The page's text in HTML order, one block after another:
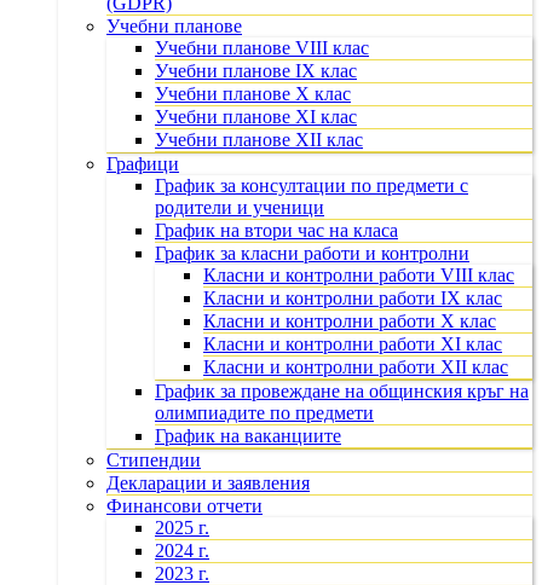
Учебни планове
Учебни планове VIII клас
Учебни планове IX клас
Учебни планове X клас
Учебни планове XI клас
Учебни планове XII клас
Графици
График за консултации по предмети с
родители и ученици
График на втори час на класа
График за класни работи и контролни
Класни и контролни работи VIII клас
Класни и контролни работи IX клас
Класни и контролни работи X клас
Класни и контролни работи XI клас
Класни и контролни работи XII клас
График за провеждане на общинския кръг на
олимпиадите по предмети
График на ваканциите
Стипендии
Декларации и заявления
Финансови отчети
2025 г.
2024 г.
2023 г.